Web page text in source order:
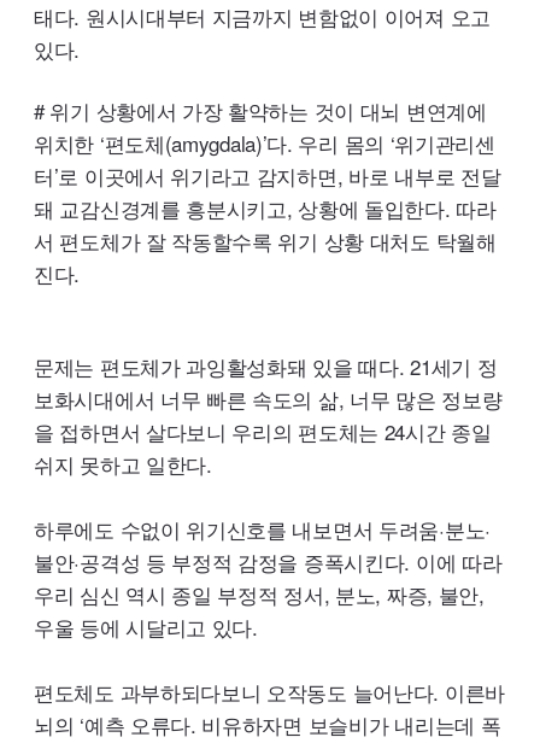
태다. 원시시대부터 지금까지 변함없이 이어져 오고
있다.
# 위기 상황에서 가장 활약하는 것이 대뇌 변연계에
위치한 ‘편도체(amygdala)’다. 우리 몸의 ‘위기관리센
터’로 이곳에서 위기라고 감지하면, 바로 내부로 전달
돼 교감신경계를 흥분시키고, 상황에 돌입한다. 따라
서 편도체가 잘 작동할수록 위기 상황 대처도 탁월해
진다.
문제는 편도체가 과잉활성화돼 있을 때다.21세기 정
보화시대에서 너무 빠른 속도의 삶, 너무 많은 정보량
을 접하면서 살다보니 우리의 편도체는 24시간 종일
쉬지 못하고 일한다.
하루에도 수없이 위기신호를 내보면서 두려움·분노·
불안·공격성 등 부정적 감정을 증폭시킨다. 이에 따라
우리 심신 역시 종일 부정적 정서, 분노, 짜증, 불안,
우울 등에 시달리고 있다.
편도체도 과부하되다보니 오작동도 늘어난다. 이른바
뇌의 ‘예측 오류다. 비유하자면 보슬비가 내리는데 폭